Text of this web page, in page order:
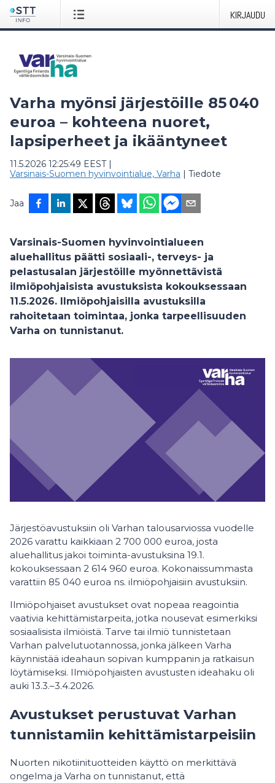
KIRJAUDU
Varha myönsi järjestöille 85 040
euroa – kohteena nuoret,
lapsiperheet ja ikääntyneet
11.5.2026 12:25:49 EEST|
Varsinais-Suomen hyvinvointialue, Varha | Tiedote
Jaa
Varsinais-Suomen hyvinvointialueen
aluehallitus päätti sosiaali-, terveys- ja
pelastusalan järjestöille myönnettävistä
ilmiöpohjaisista avustuksista kokouksessaan
11.5.2026. Ilmiöpohjaisilla avustuksilla
rahoitetaan toimintaa, jonka tarpeellisuuden
Varha on tunnistanut.
Järjestöavustuksiin oli Varhan talousarviossa vuodelle
2026 varattu kaikkiaan 2 700 000 euroa, josta
aluehallitus jakoi toiminta-avustuksina 19.1.
kokouksessaan 2 614 960 euroa. Kokonaissummasta
varattiin 85 040 euroa ns. ilmiöpohjaisiin avustuksiin.
Ilmiöpohjaiset avustukset ovat nopeaa reagointia
vaativia kehittämistarpeita, jotka nousevat esimerkiksi
sosiaalisista ilmiöistä. Tarve tai ilmiö tunnistetaan
Varhan palvelutuotannossa, jonka jälkeen Varha
käynnistää ideahaun sopivan kumppanin ja ratkaisun
löytämiseksi. Ilmiöpohjaisten avustusten ideahaku oli
auki 13.3.–3.4.2026.
Avustukset perustuvat Varhan
tunnistamiin kehittämistarpeisiin
Nuorten nikotiinituotteiden käyttö on merkittävä
ongelma ja Varha on tunnistanut, että